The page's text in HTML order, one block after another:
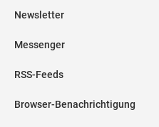
Newsletter
Messenger
RSS-Feeds
Browser-Benachrichtigung